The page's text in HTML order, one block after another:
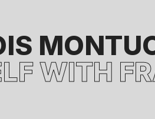
WITH